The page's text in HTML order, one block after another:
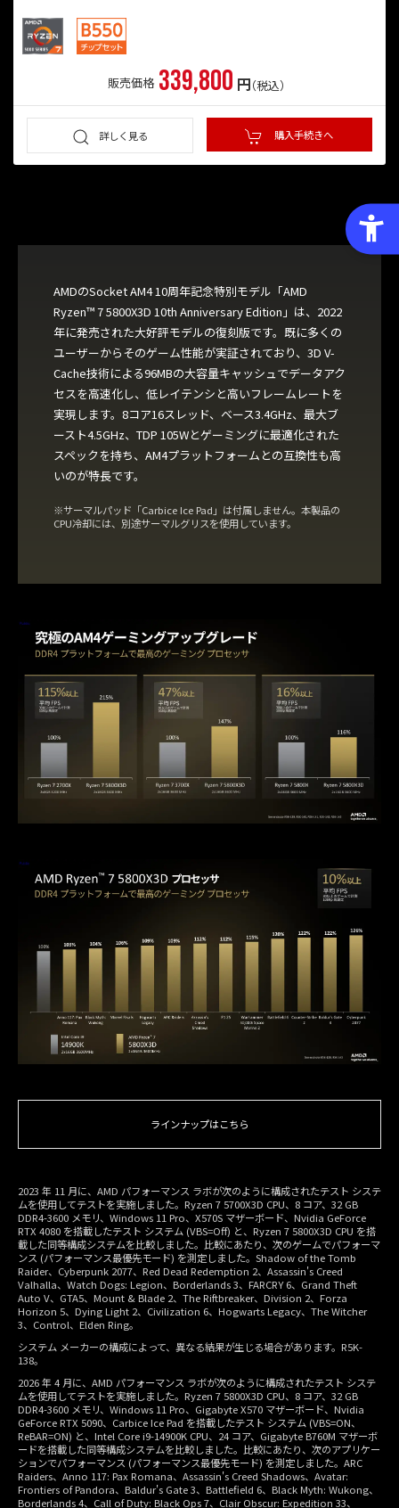
販売価格 339,800 円（税込）
詳しく見る 購入手続きへ
AMDのSocket AM4 10周年記念特別モデル「AMD
Ryzen™ 7 5800X3D 10th Anniversary Edition」は、2022
年に発売された大好評モデルの復刻版です。既に多くの
ユーザーからそのゲーム性能が実証されており、3D V-
Cache技術による96MBの大容量キャッシュでデータアク
セスを高速化し、低レイテンシと高いフレームレートを
実現します。8コア16スレッド、ベース3.4GHz、最大ブ
ースト4.5GHz、TDP 105Wとゲーミングに最適化された
スペックを持ち、AM4プラットフォームとの互換性も高
いのが特長です。
※サーマルパッド「Carbice Ice Pad」は付属しません。本製品の
CPU冷却には、別途サーマルグリスを使用しています。
ラインナップはこちら
2023 年 11 月に、AMD パフォーマンス ラボが次のように構成されたテスト システ
ムを使用してテストを実施しました。Ryzen 7 5700X3D CPU、8 コア、32 GB
DDR4-3600 メモリ、Windows 11 Pro、X570S マザーボード、Nvidia GeForce
RTX 4080 を搭載したテスト システム (VBS=Off) と、Ryzen 7 5800X3D CPU を搭
載した同等構成システムを比較しました。比較にあたり、次のゲームでパフォーマ
ンス (パフォーマンス最優先モード) を測定しました。Shadow of the Tomb
Raider、Cyberpunk 2077、Red Dead Redemption 2、Assassin's Creed
Valhalla、Watch Dogs: Legion、Borderlands 3、FARCRY 6、Grand Theft
Auto V、GTA5、Mount & Blade 2、The Riftbreaker、Division 2、Forza
Horizon 5、Dying Light 2、Civilization 6、Hogwarts Legacy、The Witcher
3、Control、Elden Ring。
システム メーカーの構成によって、異なる結果が生じる場合があります。R5K-
138。
2026 年 4 月に、AMD パフォーマンス ラボが次のように構成されたテスト システ
ムを使用してテストを実施しました。Ryzen 7 5800X3D CPU、8 コア、32 GB
DDR4-3600 メモリ、Windows 11 Pro、Gigabyte X570 マザーボード、Nvidia
GeForce RTX 5090、Carbice Ice Pad を搭載したテスト システム (VBS=ON、
ReBAR=ON) と、Intel Core i9-14900K CPU、24 コア、Gigabyte B760M マザーボ
ードを搭載した同等構成システムを比較しました。比較にあたり、次のアプリケー
ションでパフォーマンス (パフォーマンス最優先モード) を測定しました。ARC
Raiders、Anno 117: Pax Romana、Assassin's Creed Shadows、Avatar:
Frontiers of Pandora、Baldur's Gate 3、Battlefield 6、Black Myth: Wukong、
Borderlands 4、Call of Duty: Black Ops 7、Clair Obscur: Expedition 33、